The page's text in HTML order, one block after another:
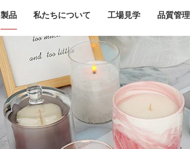
製品 私たちについて 工場見学 品質管理